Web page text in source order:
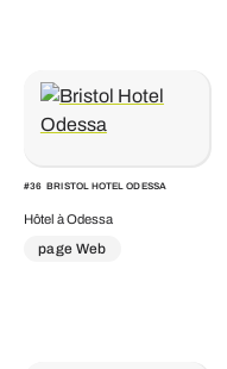
#36 BRISTOL HOTEL ODESSA
Hôtel à Odessa
page Web